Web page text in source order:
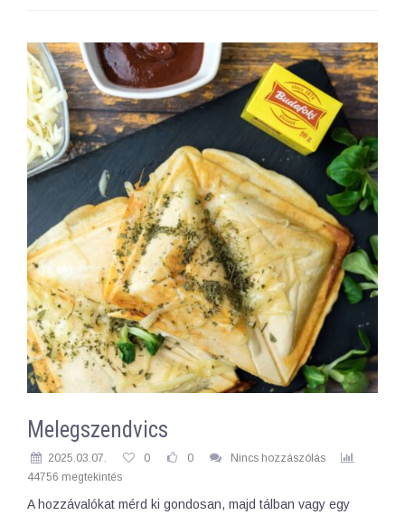
Melegszendvics
2025.03.07. 0 0
Nincs hozzászólás
44756 megtekintés
A hozzávalókat mérd ki gondosan, majd tálban vagy egy